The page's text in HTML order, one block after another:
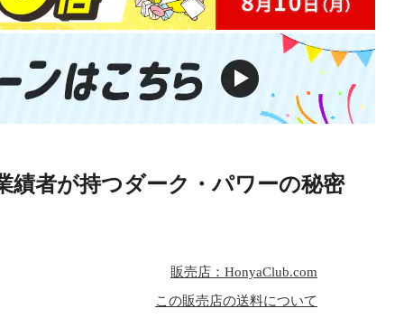
績者が持つダーク・パワーの秘密
販売店：HonyaClub.com
この販売店の送料について